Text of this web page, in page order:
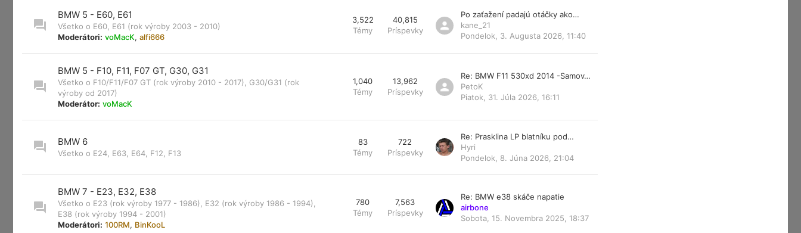
BMW 5 - E60, E61
Všetko o E60, E61 (rok výroby 2003 - 2010)
Moderátori: voMacK, alfi666
3,522
Témy
40,815
Príspevky
Po zaťažení padajú otáčky ako…
kane_21
Pondelok, 3. Augusta 2026, 11:40
BMW 5 - F10, F11, F07 GT, G30, G31
Všetko o F10/F11/F07 GT (rok výroby 2010 - 2017), G30/G31 (rok
výroby od 2017)
Moderátor: voMacK
1,040
Témy
13,962
Príspevky
Re: BMW F11 530xd 2014 -Samov…
PetoK
Piatok, 31. Júla 2026, 16:11
BMW 6
Všetko o E24, E63, E64, F12, F13
83
Témy
722
Príspevky
Re: Prasklina LP blatníku pod…
Hyri
Pondelok, 8. Júna 2026, 21:04
BMW 7 - E23, E32, E38
Všetko o E23 (rok výroby 1977 - 1986), E32 (rok výroby 1986 - 1994),
E38 (rok výroby 1994 - 2001)
Moderátori: 100RM, BinKooL
780
Témy
7,563
Príspevky
Re: BMW e38 skáče napatie
airbone
Sobota, 15. Novembra 2025, 18:37